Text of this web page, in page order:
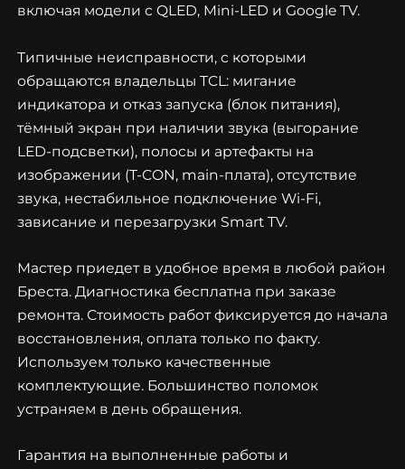
включая модели с QLED, Mini-LED и Google TV.
Типичные неисправности, с которыми
обращаются владельцы TCL: мигание
индикатора и отказ запуска (блок питания),
тёмный экран при наличии звука (выгорание
LED-подсветки), полосы и артефакты на
изображении (T-CON, main-плата), отсутствие
звука, нестабильное подключение Wi-Fi,
зависание и перезагрузки Smart TV.
Мастер приедет в удобное время в любой район
Бреста. Диагностика бесплатна при заказе
ремонта. Стоимость работ фиксируется до начала
восстановления, оплата только по факту.
Используем только качественные
комплектующие. Большинство поломок
устраняем в день обращения.
Гарантия на выполненные работы и